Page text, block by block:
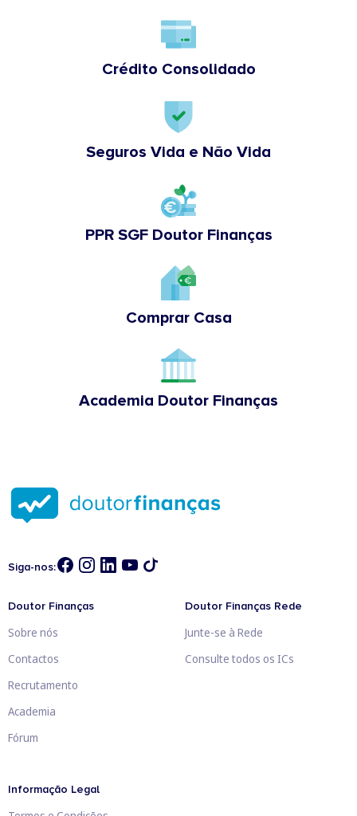
Crédito Consolidado
Seguros Vida e Não Vida
PPR SGF Doutor Finanças
Comprar Casa
Academia Doutor Finanças
Siga-nos:
Doutor Finanças
Sobre nós
Contactos
Recrutamento
Academia
Fórum
Doutor Finanças Rede
Junte-se à Rede
Consulte todos os ICs
Informação Legal